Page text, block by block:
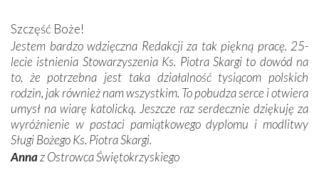
Szczęść Boże!
Jestem bardzo wdzięczna Redakcji za tak piękną pracę. 25-
lecie istnienia Stowarzyszenia Ks. Piotra Skargi to dowód na
to, że potrzebna jest taka działalność tysiącom polskich
rodzin, jak również nam wszystkim. To pobudza serce i otwiera
umysł na wiarę katolicką. Jeszcze raz serdecznie dziękuję za
wyróżnienie w postaci pamiątkowego dyplomu i modlitwy
Sługi Bożego Ks. Piotra Skargi.
Annaz Ostrowca Świętokrzyskiego